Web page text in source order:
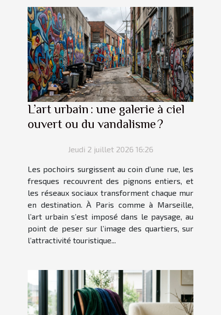
L’art urbain : une galerie à ciel
ouvert ou du vandalisme ?
Jeudi 2 juillet 2026 16:26
Les pochoirs surgissent au coin d’une rue, les
fresques recouvrent des pignons entiers, et
les réseaux sociaux transforment chaque mur
en destination. À Paris comme à Marseille,
l’art urbain s’est imposé dans le paysage, au
point de peser sur l’image des quartiers, sur
l’attractivité touristique...